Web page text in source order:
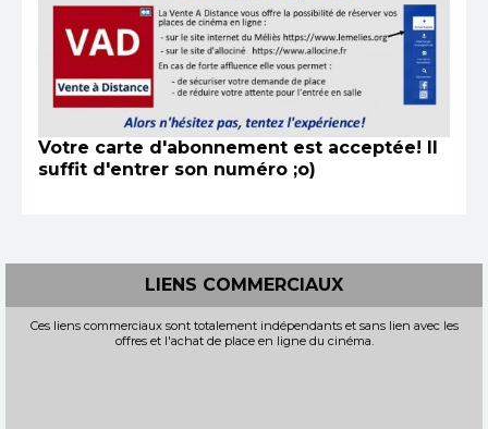
Votre carte d'abonnement est acceptée! Il
suffit d'entrer son numéro ;o)
LIENS COMMERCIAUX
Ces liens commerciaux sont totalement indépendants et sans lien avec les
offres et l'achat de place en ligne du cinéma.